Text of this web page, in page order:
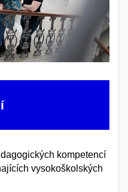
kompetencí
vysokoškolských